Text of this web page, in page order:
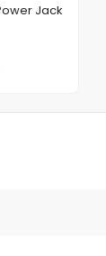
Jack